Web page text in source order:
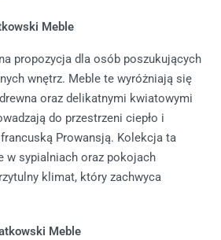
Meble
propozycja dla osób poszukujących
wnętrz. Meble te wyróżniają się
oraz delikatnymi kwiatowymi
do przestrzeni ciepło i
Prowansją. Kolekcja ta
w sypialniach oraz pokojach
klimat, który zachwyca
Meble